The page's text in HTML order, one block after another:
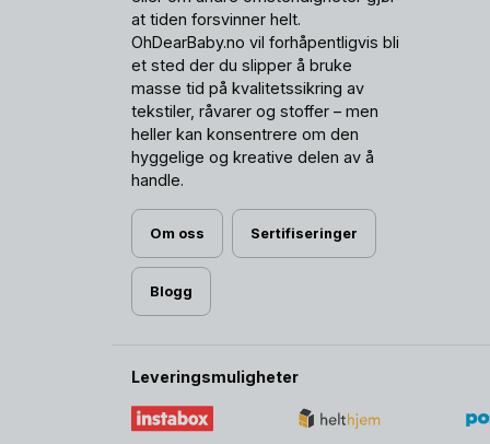
at tiden forsvinner helt.
OhDearBaby.no vil forhåpentligvis bli
et sted der du slipper å bruke
masse tid på kvalitetssikring av
tekstiler, råvarer og stoffer – men
heller kan konsentrere om den
hyggelige og kreative delen av å
handle.
Om oss Sertifiseringer
Blogg
Leveringsmuligheter